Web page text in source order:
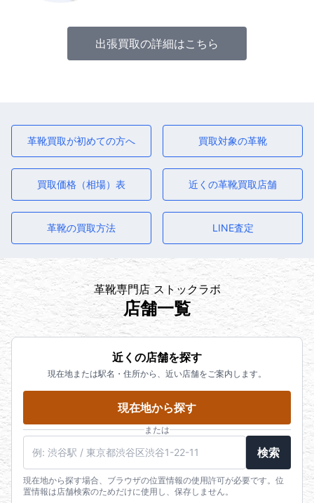
出張買取の詳細はこちら
革靴買取が初めての方へ 買取対象の革靴
買取価格（相場）表 近くの革靴買取店舗
革靴の買取方法 LINE査定
革靴専門店 ストックラボ
店舗一覧
近くの店舗を探す
現在地または駅名・住所から、近い店舗をご案内します。
現在地から探す
または
検索
現在地から探す場合、ブラウザの位置情報の使用許可が必要です。位
置情報は店舗検索のためだけに使用し、保存しません。